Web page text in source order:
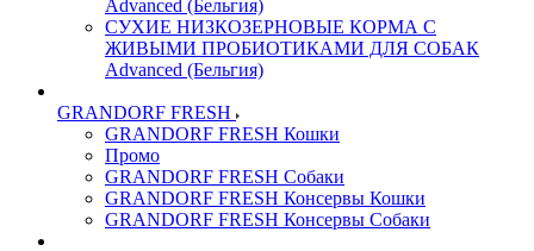
Advanced (Бельгия)
СУХИЕ НИЗКОЗЕРНОВЫЕ КОРМА С
ЖИВЫМИ ПРОБИОТИКАМИ ДЛЯ СОБАК
Advanced (Бельгия)
GRANDORF FRESH
GRANDORF FRESH Кошки
Промо
GRANDORF FRESH Собаки
GRANDORF FRESH Консервы Кошки
GRANDORF FRESH Консервы Собаки